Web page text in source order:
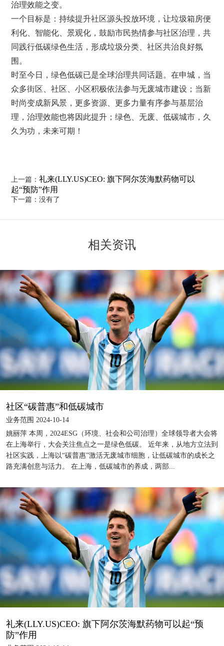
治理效能之变。
一个目标是：持续提升社区源头投放环境，让垃圾箱房便
利化、智能化、景观化，鼓励市民热情参与社区治理，共
同践行低碳绿色生活，形成垃圾分类、社区共治良好氛
围。
时至今日，绿色低碳已是全球治理共同话题。在申城，当
众多街区、社区、小区积极依法参与无废城市建设；当新
时尚变成新风景，更多资源、更多力量有序参与基层治
理，治理效能也将因此提升；绿色、无废、低碳城市，久
久为功，未来可期！
上一篇：礼来(LLY.US)CEO: 旗下阿尔茨海默药物可以
起“预防”作用
下一篇：没有了
相关资讯
社区“碳普惠”和低碳城市
业务范围 2024-10-14
姚丽萍 本周，2024ESG（环境、社会和公司治理）全球领导者大会将
在上海举行，大会关注焦点之一是绿色低碳。 近年来，从地方立法到
社区实践，上海以“碳普惠”激活无废城市细胞，让低碳城市的成长之
路充满创意与活力。 在上海，低碳城市的养成，两部...
礼来(LLY.US)CEO: 旗下阿尔茨海默药物可以起“预
防”作用